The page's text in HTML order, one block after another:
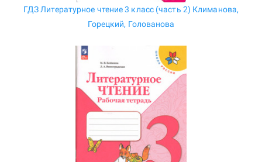
ГДЗ Литературное чтение 3 класс (часть 2) Климанова,
Горецкий, Голованова